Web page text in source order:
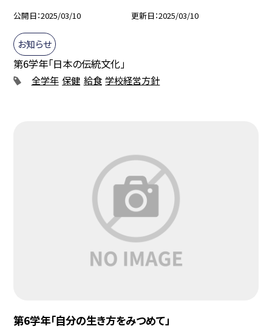
公開日 2025/03/10 更新日 2025/03/10
お知らせ
第6学年「日本の伝統文化」
全学年 保健 給食 学校経営方針
第6学年「自分の生き方をみつめて」